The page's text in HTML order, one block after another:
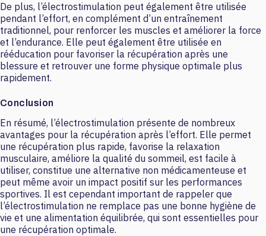
De plus, l’électrostimulation peut également être utilisée
pendant l’effort, en complément d’un entraînement
traditionnel, pour renforcer les muscles et améliorer la force
et l’endurance. Elle peut également être utilisée en
rééducation pour favoriser la récupération après une
blessure et retrouver une forme physique optimale plus
rapidement.
Conclusion
En résumé, l’électrostimulation présente de nombreux
avantages pour la récupération après l’effort. Elle permet
une récupération plus rapide, favorise la relaxation
musculaire, améliore la qualité du sommeil, est facile à
utiliser, constitue une alternative non médicamenteuse et
peut même avoir un impact positif sur les performances
sportives. Il est cependant important de rappeler que
l’électrostimulation ne remplace pas une bonne hygiène de
vie et une alimentation équilibrée, qui sont essentielles pour
une récupération optimale.